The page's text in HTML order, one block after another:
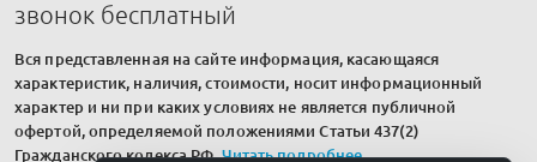
звонок бесплатный
Вся представленная на сайте информация, касающаяся
характеристик, наличия, стоимости, носит информационный
характер и ни при каких условиях не является публичной
офертой, определяемой положениями Статьи 437(2)
Гражданского кодекса РФ.Читать подробнее.